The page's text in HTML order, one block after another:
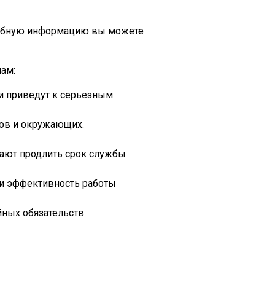
информацию вы можете
приведут к серьезным
и окружающих.
продлить срок службы
эффективность работы
обязательств